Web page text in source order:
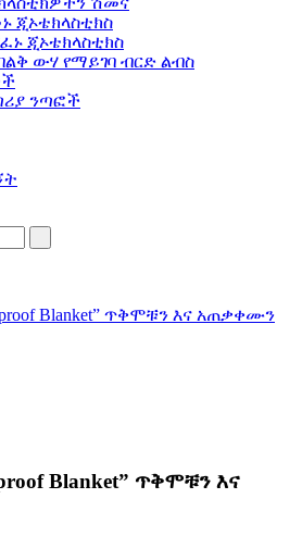
ጂኦቴክላስቲክስ
ጂኦቴክላስቲክስ
ውሃ የማይገባ ብርድ ልብስ
ንጣፎች
Blanket” ጥቅሞቹን እና አጠቃቀሙን
Blanket” ጥቅሞቹን እና